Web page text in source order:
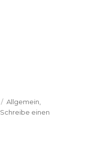
Kategorien
Allgemein
Schreibe einen